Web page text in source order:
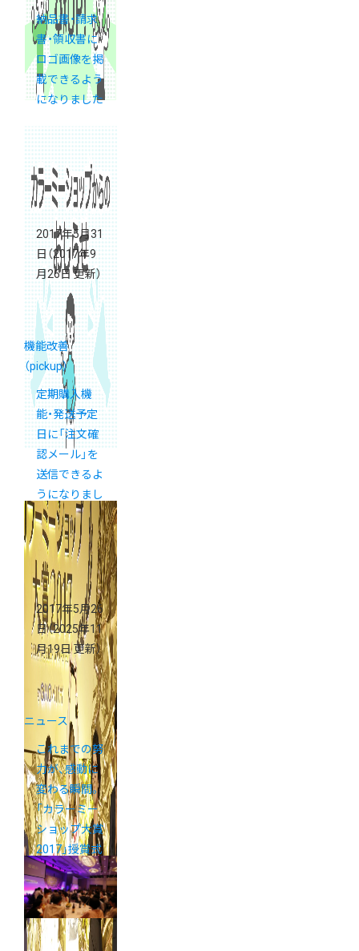
納品書・請求
書・領収書に
ロゴ画像を掲
載できるよう
になりました
2017年5月31
日（2017年9
月26日 更新）
機能改善
（pickup）
定期購入機
能・発送予定
日に「注文確
認メール」を
送信できるよ
うになりまし
た
2017年5月26
日（2025年11
月19日 更新）
ニュース
これまでの努
力が、感動に
変わる瞬間。
「カラーミー
ショップ大賞
2017」授賞式
レポート